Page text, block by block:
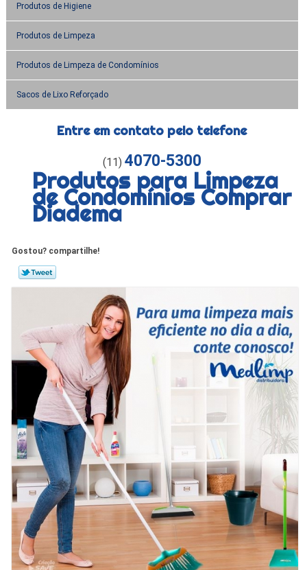
Produtos de Higiene
Produtos de Limpeza
Produtos de Limpeza de Condomínios
Sacos de Lixo Reforçado
Entre em contato pelo telefone
(11) 4070-5300
Produtos para Limpeza
de Condomínios Comprar
Diadema
Gostou? compartilhe!